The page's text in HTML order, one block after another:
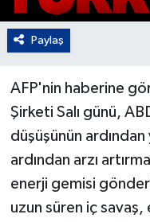
Paylaş
AFP'nin haberine
Şirketi Salı günü,
düşüşünün
ardından arzı
enerji gemisi
uzun süren iç